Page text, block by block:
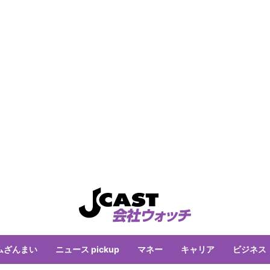
ざんまい ニュース pickup マネー キャリア ビジネス